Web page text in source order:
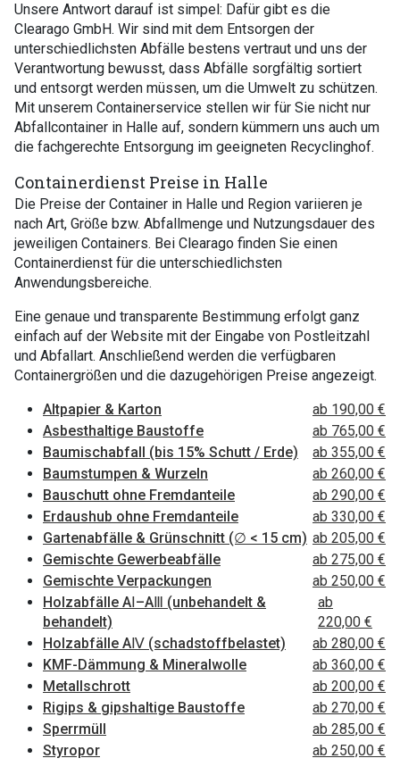
Unsere Antwort darauf ist simpel: Dafür gibt es die
Clearago GmbH. Wir sind mit dem Entsorgen der
unterschiedlichsten Abfälle bestens vertraut und uns der
Verantwortung bewusst, dass Abfälle sorgfältig sortiert
und entsorgt werden müssen, um die Umwelt zu schützen.
Mit unserem Containerservice stellen wir für Sie nicht nur
Abfallcontainer in Halle auf, sondern kümmern uns auch um
die fachgerechte Entsorgung im geeigneten Recyclinghof.
Containerdienst Preise in Halle
Die Preise der Container in Halle und Region variieren je
nach Art, Größe bzw. Abfallmenge und Nutzungsdauer des
jeweiligen Containers. Bei Clearago finden Sie einen
Containerdienst für die unterschiedlichsten
Anwendungsbereiche.
Eine genaue und transparente Bestimmung erfolgt ganz
einfach auf der Website mit der Eingabe von Postleitzahl
und Abfallart. Anschließend werden die verfügbaren
Containergrößen und die dazugehörigen Preise angezeigt.
Altpapier & Karton
ab 190,00 €
Asbesthaltige Baustoffe
ab 765,00 €
Baumischabfall (bis 15% Schutt / Erde)
ab 355,00 €
Baumstumpen & Wurzeln
ab 260,00 €
Bauschutt ohne Fremdanteile
ab 290,00 €
Erdaushub ohne Fremdanteile
ab 330,00 €
Gartenabfälle & Grünschnitt (∅ < 15 cm) ab 205,00 €
Gemischte Gewerbeabfälle
ab 275,00 €
Gemischte Verpackungen
ab 250,00 €
Holzabfälle AⅠ–AⅢ (unbehandelt &
behandelt)
ab
220,00 €
Holzabfälle AⅣ (schadstoffbelastet)
ab 280,00 €
KMF-Dämmung & Mineralwolle
ab 360,00 €
Metallschrott
ab 200,00 €
Rigips & gipshaltige Baustoffe
ab 270,00 €
Sperrmüll
ab 285,00 €
Styropor
ab 250,00 €